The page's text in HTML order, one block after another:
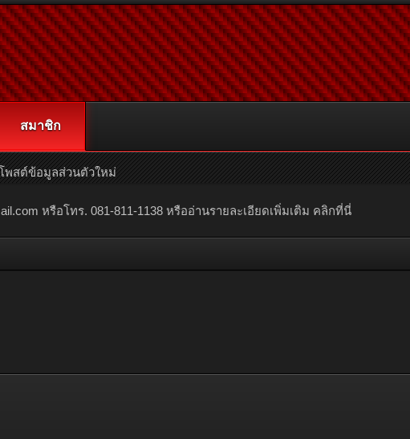
หรือโทร. 081-811-1138 หรืออ่านรายละเอียดเพิ่มเติม คลิกที่นี่
สมาชิก
พสต์ข้อมูลส่วนตัวใหม่